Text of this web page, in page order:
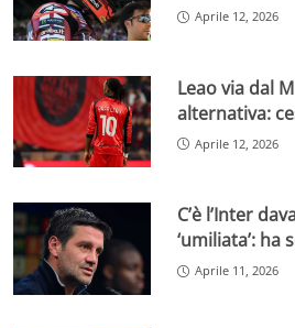
Aprile 12, 2026
Leao via dal
alternativa:
Aprile 12, 2026
C’è l’Inter
‘umiliata’:
Aprile 11, 2026